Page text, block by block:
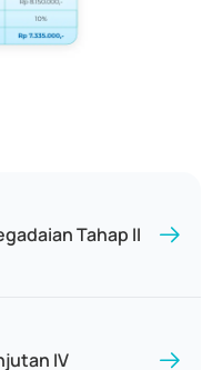
Tahap II
IV